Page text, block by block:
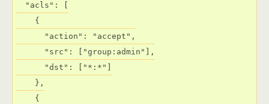
  "acls": [
    {
      "action": "accept",
      "src": ["group:admin"],
      "dst": ["*:*"]
    },
    {